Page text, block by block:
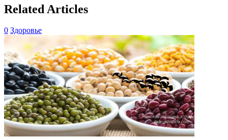
Related Articles
0 Здоровье